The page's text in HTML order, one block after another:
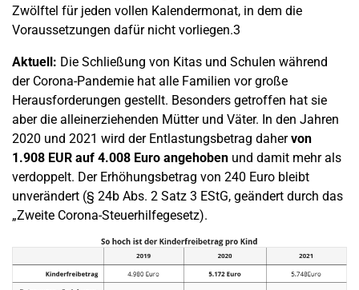
Zwölftel für jeden vollen Kalendermonat, in dem die
Voraussetzungen dafür nicht vorliegen.3
Aktuell: Die Schließung von Kitas und Schulen während
der Corona-Pandemie hat alle Familien vor große
Herausforderungen gestellt. Besonders getroffen hat sie
aber die alleinerziehenden Mütter und Väter. In den Jahren
2020 und 2021 wird der Entlastungsbetrag dahervon
1.908 EUR auf 4.008 Euro angehoben und damit mehr als
verdoppelt. Der Erhöhungsbetrag von 240 Euro bleibt
unverändert (§ 24b Abs. 2 Satz 3 EStG, geändert durch das
„Zweite Corona-Steuerhilfegesetz).